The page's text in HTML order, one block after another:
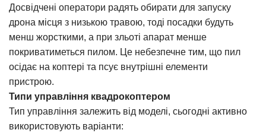
Досвідчені оператори радять обирати для запуску
дрона місця з низькою травою, тоді посадки будуть
менш жорсткими, а при зльоті апарат менше
покриватиметься пилом. Це небезпечне тим, що пил
осідає на коптері та псує внутрішні елементи
пристрою.
Типи управління квадрокоптером
Тип управління залежить від моделі, сьогодні активно
використовують варіанти: